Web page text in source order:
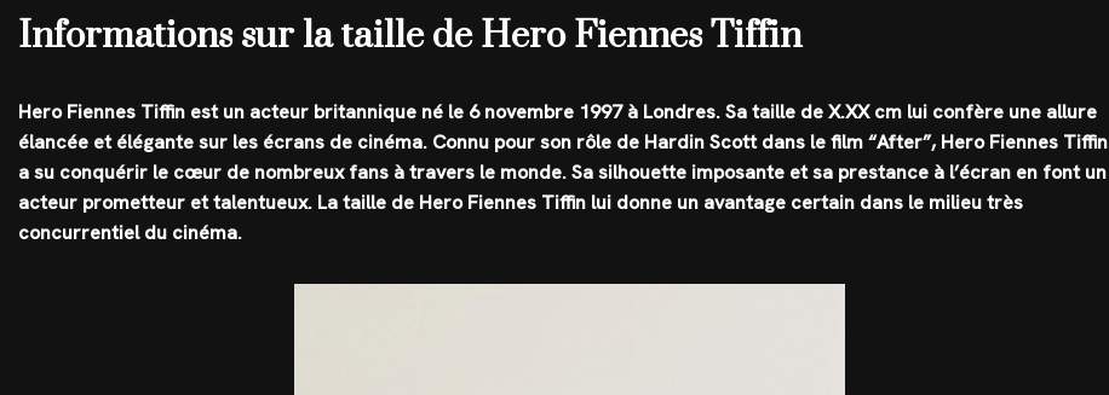
Informations sur la taille de Hero Fiennes Tiffin
Hero Fiennes Tiffin est un acteur britannique né le 6 novembre 1997 à Londres. Sa taille de X.XX cm lui confère une allure
élancée et élégante sur les écrans de cinéma. Connu pour son rôle de Hardin Scott dans le film “After”, Hero Fiennes Tiffin
a su conquérir le cœur de nombreux fans à travers le monde. Sa silhouette imposante et sa prestance à l’écran en font un
acteur prometteur et talentueux. La taille de Hero Fiennes Tiffin lui donne un avantage certain dans le milieu très
concurrentiel du cinéma.